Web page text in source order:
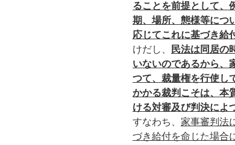
ることを前提として、
期、場所、態様等につ
応じてこれに基づき給
けだし、
民法は同居の
いないのであるから、
つて、裁量権を行使し
かかる裁判こそは、本
ける対審及び判決によ
すなわち、 家事審判法
づき給付を命じた場合